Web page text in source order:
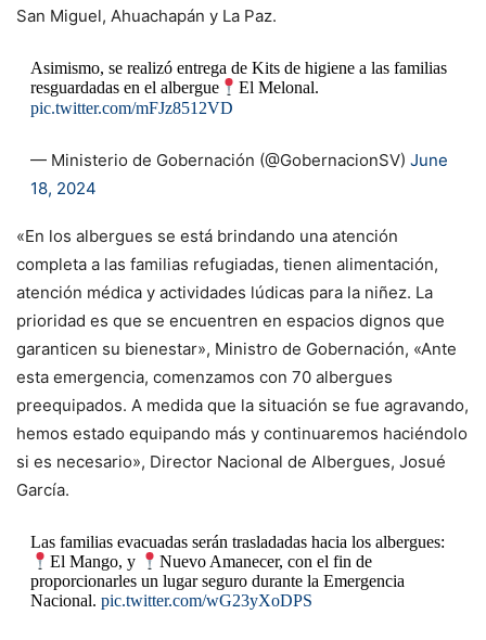
San Miguel, Ahuachapán y La Paz.
Asimismo, se realizó entrega de Kits de higiene a las familias
resguardadas en el albergue
El Melonal.
pic.twitter.com/mFJz8512VD
— Ministerio de Gobernación (@GobernacionSV) June
18, 2024
«En los albergues se está brindando una atención
completa a las familias refugiadas, tienen alimentación,
atención médica y actividades lúdicas para la niñez. La
prioridad es que se encuentren en espacios dignos que
garanticen su bienestar», Ministro de Gobernación, «Ante
esta emergencia, comenzamos con 70 albergues
preequipados. A medida que la situación se fue agravando,
hemos estado equipando más y continuaremos haciéndolo
si es necesario», Director Nacional de Albergues, Josué
García.
Las familias evacuadas serán trasladadas hacia los albergues:
El Mango, y
Nuevo Amanecer, con el fin de
proporcionarles un lugar seguro durante la Emergencia
Nacional. pic.twitter.com/wG23yXoDPS